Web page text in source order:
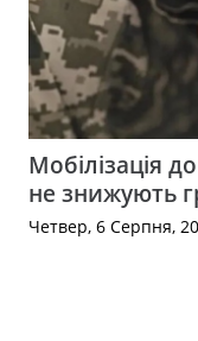
Мобілізація
не знижують
Четвер, 6 Серпня,